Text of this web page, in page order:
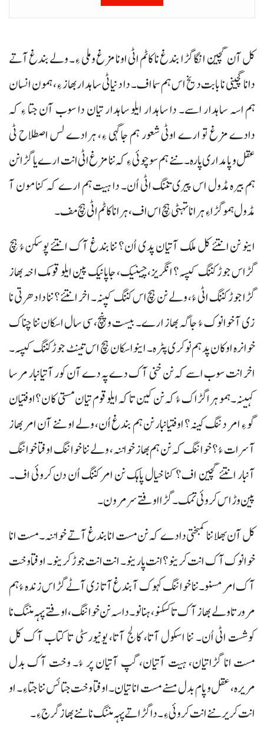
کل آن گچین انگا گڑا بندغ نا کاٹم اٹی اونا مزغ و ملی ءِ۔ ولے بندغ آتے
دانا گچینی نا بابت دیخ اس ہم سما اف۔ دا دنیاٹی ساہدار بھاز ءِ، ہمون انسان
ہم اسہ ساہدار اسے۔ دا ساہدار ایلو ساہدار تیان دا سوب آن جتا ءِ کہ
دادے مزغ تو ارے اوٹی شعور ہم جاگہی ءِ، ہرادے لس اصطلاح ٹی
عقل و پامداری پارہ۔ ننے ہم سوچوئی ءِ کہ ننا مزغ اٹی انت ارے یا گڑا نن
ہم بیرہ مڈول اس پیری تننگ اٹی اُن۔ دا ہیت ہم ارے کہ کنا مون آ
مڈول ہمو گڑا ءِ ہرا نا تہٹی ہچ اس اف، ہرا نا کاٹم اٹی ہچ مف۔
اینو نن انتئے کل ملک آتیان پدی اُن؟ ننا بندغ آک انتئے پوسکن ءُ ہچ
گڑاس جوڑ کننگ کپسہ؟ انگریز، چینیک، جاپانیک پین ایلو قومک اخہ بھاز
گڑا جوڑ کننگ اٹی ءُ، ولے نن ہچ اس کننگ کپنہ۔ اخر انتئے؟ ننا دا دھرتی نا
زی آ خوانوک ءُ جاگہ بھاز ارے۔ بیست و پنچ، سی سال اسکان ننا چناک
خوانرہ اوکان پد ہم نوکری پٹرہ۔ اینو اسکان ہچ اس تینٹ جوڑ کننگ کپسہ۔
اخر انت سوب اسے کہ نن خنی آک دے پہ دے آن کور آتیانبار مرسا
کہینہ۔ ہمو ہرا گڑاک ءُ کہ نن کین تا کہ ایلو قوم تیان مستی کان؟ اوفتیان
گو ءِ امر دننگ کینہ؟ اوفتیانبار نن ہم بندغ اُن، ولے او ننے آن امر بھاز
آسرات ءُ؟ خواننگ کہ نن ہم بھاز خواننہ، ولے ننا خواننگ اوفتا خواننگ
آنبار انتئے گچین اف؟ کنا خیال پاہک نن امر کننگ اُن دن کروئی اف۔
پین وڑ اس کروئی تمک۔ گڑا اوفتے سر مرون۔
کل آن بھلا ننا کمبختی دادے کہ نن مست انا بندغ آتے خواننہ۔ مست انا
خوانوک آک انت کرینو؟ انت پارینو۔ انت انت جوڑ کرینو۔ اوفتا وخت
آک امر مسنو۔ ننا خواننگ کہوک آ بندغ آتا زی آٹے گڑاس زندہ ءُ ہم
مرور تا ولے بھاز آک تا کسکنو، ہنانو۔ داسہ نن خواننگ، اوفتے پہہ مننگ نا
کوشست اٹی اُن۔ ننا اسکول آتا، کالج آتا، یونیورسٹی تا کتاب آک کل
مست انا گڑاتیان، ہیت آتیان، گپ آتیان پر ءُ۔ وخت آک بدل
مریرہ، عقل و پام بدل مسنے مست انا تیان۔اوفتا وخت جتا ئس ننا جتا ءِ۔ او
انت کریر ننے انت کروئی ءِ۔ دا گڑا تے پہہ مننگ نا ننے بھاز گرج ءِ۔